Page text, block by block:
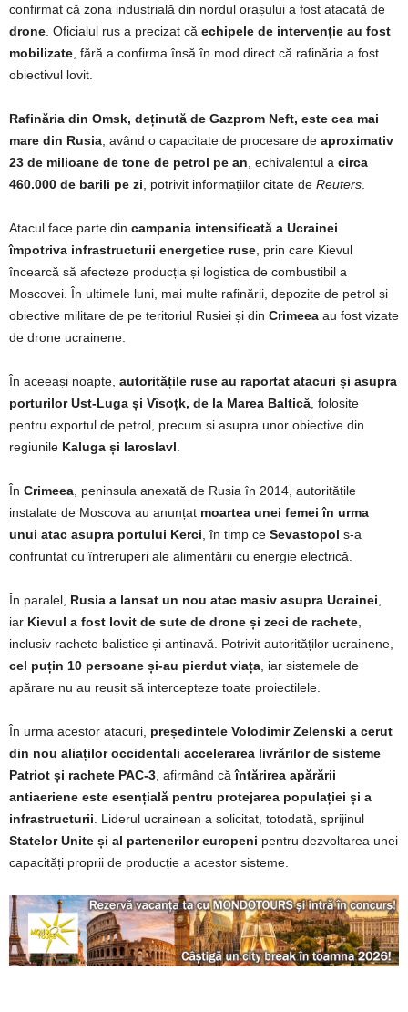
confirmat că zona industrială din nordul orașului a fost atacată de
drone . Oficialul rus a precizat că echipele de intervenție au fost
mobilizate , fără a confirma însă în mod direct că rafinăria a fost
obiectivul lovit.
Rafinăria din Omsk, deținută de Gazprom Neft, este cea mai
mare din Rusia , având o capacitate de procesare de aproximativ
23 de milioane de tone de petrol pe an , echivalentul a circa
460.000 de barili pe zi , potrivit informațiilor citate de Reuters
Atacul face parte din campania intensificată a Ucrainei
împotriva infrastructurii energetice ruse , prin care Kievul
încearcă să afecteze producția și logistica de combustibil a
Moscovei. În ultimele luni, mai multe rafinării, depozite de petrol și
obiective militare de pe teritoriul Rusiei și din Crimeea au fost vizate
de drone ucrainene.
În aceeași noapte, autoritățile ruse au raportat atacuri și asupra
porturilor Ust-Luga și Vîsoțk, de la Marea Baltică , folosite
pentru exportul de petrol, precum și asupra unor obiective din
regiunile Kaluga și Iaroslavl
În Crimeea , peninsula anexată de Rusia în 2014, autoritățile
instalate de Moscova au anunțat moartea unei femei în urma
unui atac asupra portului Kerci , în timp ce Sevastopol s-a
confruntat cu întreruperi ale alimentării cu energie electrică.
În paralel, Rusia a lansat un nou atac masiv asupra Ucrainei
iar Kievul a fost lovit de sute de drone și zeci de rachete
inclusiv rachete balistice și antinavă. Potrivit autorităților ucrainene,
cel puțin 10 persoane și-au pierdut viața , iar sistemele de
apărare nu au reușit să intercepteze toate proiectilele.
În urma acestor atacuri, președintele Volodimir Zelenski a cerut
din nou aliaților occidentali accelerarea livrărilor de sisteme
Patriot și rachete PAC-3 , afirmând căîntărirea apărării
antiaeriene este esențială pentru protejarea populației și a
infrastructurii . Liderul ucrainean a solicitat, totodată, sprijinul
Statelor Unite și al partenerilor europeni pentru dezvoltarea unei
capacități proprii de producție a acestor sisteme.